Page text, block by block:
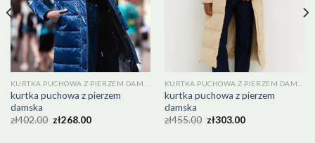
kurtka puchowa z pierzem
damska
zł402.00 zł268.00
kurtka puchowa z pierzem
damska
zł455.00 zł303.00